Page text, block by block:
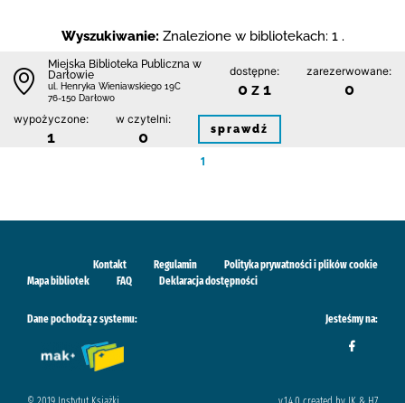
Wyszukiwanie: Znalezione w bibliotekach: 1 .
Miejska Biblioteka Publiczna w
Darłowie
ul. Henryka Wieniawskiego 19C
76-150 Darłowo
dostępne:
0 z 1
zarezerwowane:
0
wypożyczone:
1
w czytelni:
0 sprawdź
1
Kontakt Regulamin
Polityka prywatności i plików cookie
Mapa bibliotek
FAQ Deklaracja dostępności
Dane pochodzą z systemu: Jesteśmy na: